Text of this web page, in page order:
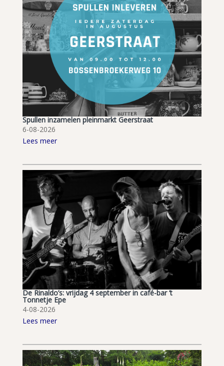
Spullen inzamelen pleinmarkt Geerstraat
6-08-2026
Lees meer
De Rinaldo’s: vrijdag 4 september in café-bar ’t
Tonnetje Epe
4-08-2026
Lees meer